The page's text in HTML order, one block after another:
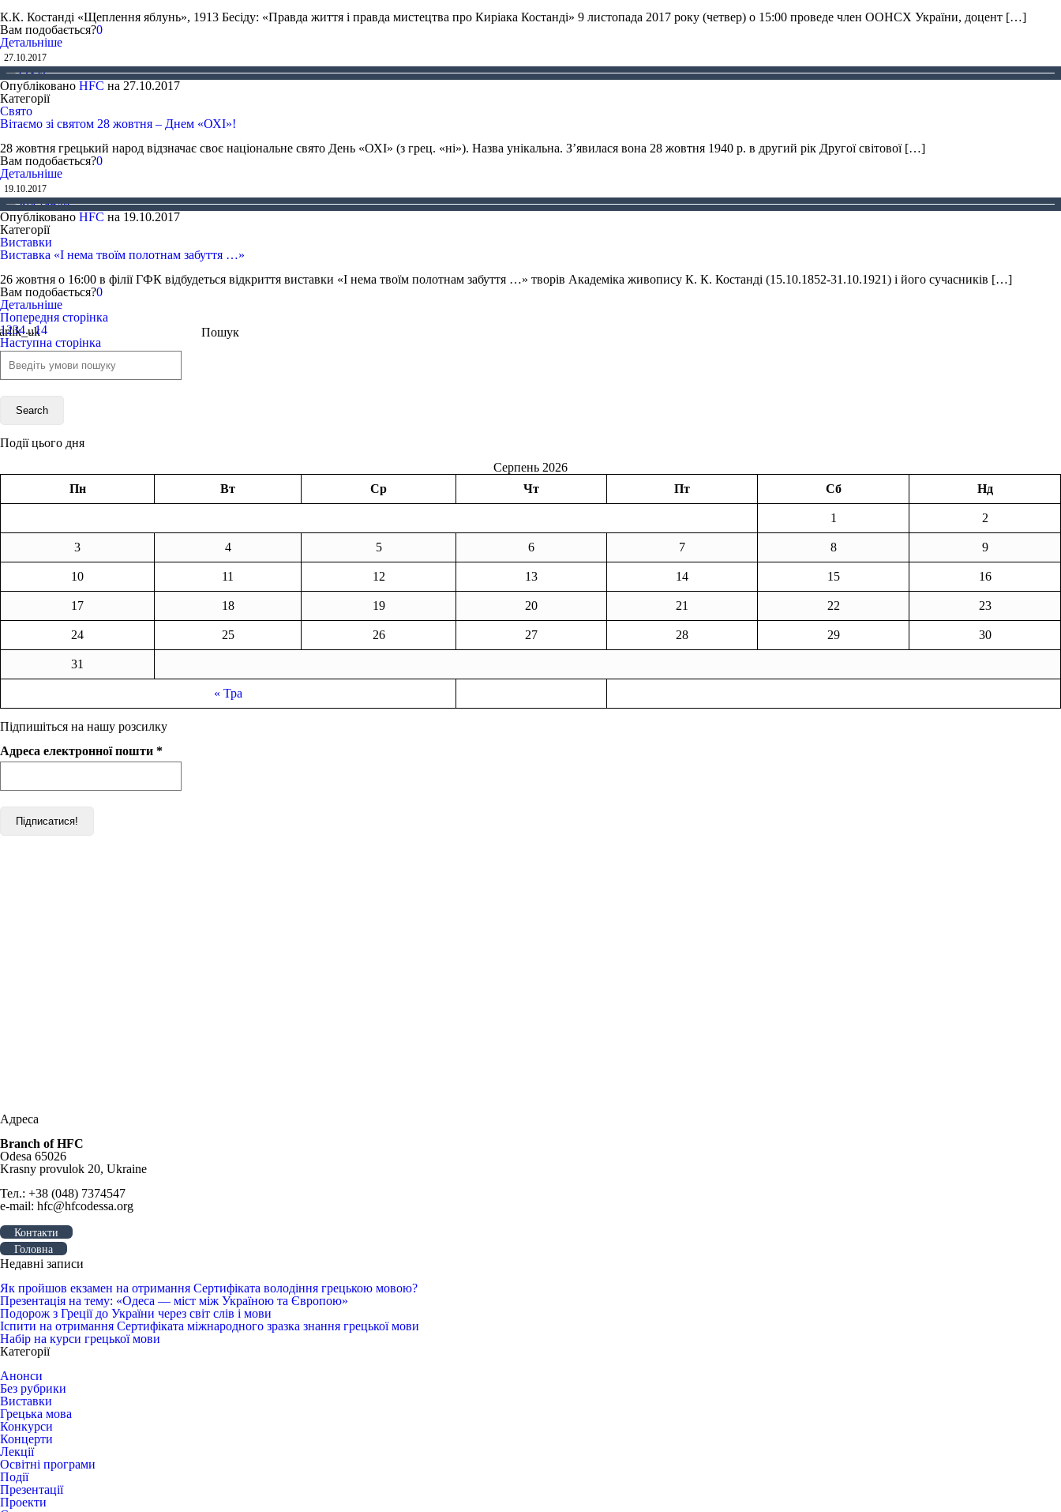
К.К. Костанді «Щеплення яблунь», 1913 Бесіду: «Правда життя і правда мистецтва про Киріака Костанді» 9 листопада 2017 року (четвер) о 15:00 проведе член ООНСХ України, доцент […]
Вам подобається?0
Детальніше
27.10.2017
Опубліковано HFC на 27.10.2017
Категорії
Свято
Вітаємо зі святом 28 жовтня – Днем «ОХІ»!
28 жовтня грецький народ відзначає своє національне свято День «ОХІ» (з грец. «ні»). Назва унікальна. З’явилася вона 28 жовтня 1940 р. в другий рік Другої світової […]
Вам подобається?0
Детальніше
19.10.2017
Опубліковано HFC на 19.10.2017
Категорії
Виставки
Виставка «І нема твоїм полотнам забуття …»
26 жовтня о 16:00 в філії ГФК відбудеться відкриття виставки «І нема твоїм полотнам забуття …» творів Академіка живопису К. К. Костанді (15.10.1852-31.10.1921) і його сучасників […]
Вам подобається?0
Детальніше
Попередня сторінка
1234...14
Наступна сторінка
Пошук
Події цього дня
Серпень 2026
Пн
Вт Ср Чт Пт Сб Нд
« Тра
1 2
3 4 5 6 7 8 9
10 11 12 13 14 15 16
17 18 19 20 21 22 23
24 25 26 27 28 29 30
31
Підпишіться на нашу розсилку
Адреса електронної пошти *
Адреса
Branch of HFC
Odesa 65026
Krasny provulok 20, Ukraine
Тел.: +38 (048) 7374547
e-mail: hfc@hfcodessa.org
Контакти
Головна
Недавні записи
Як пройшов екзамен на отримання Сертифіката володіння грецькою мовою?
Презентація на тему: «Одеса — міст між Україною та Європою»
Подорож з Греції до України через світ слів і мови
Іспити на отримання Сертифіката міжнародного зразка знання грецької мови
Набір на курси грецької мови
Категорії
Анонси
Без рубрики
Виставки
Грецька мова
Конкурси
Концерти
Лекції
Освітні програми
Події
Презентації
Проекти